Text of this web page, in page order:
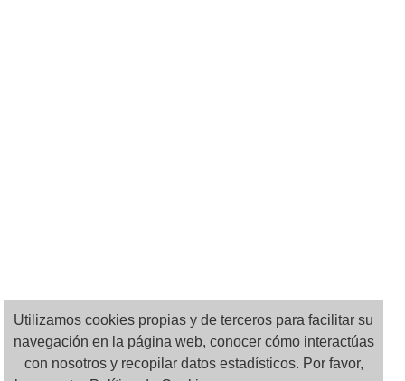
Utilizamos cookies propias y de terceros para facilitar su
navegación en la página web, conocer cómo interactúas
con nosotros y recopilar datos estadísticos. Por favor,